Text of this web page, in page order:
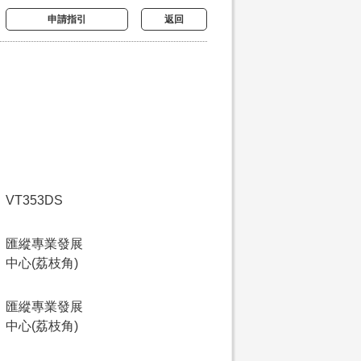
申請指引 返回
VT353DS
匯縱專業發展
中心(荔枝角)
匯縱專業發展
中心(荔枝角)